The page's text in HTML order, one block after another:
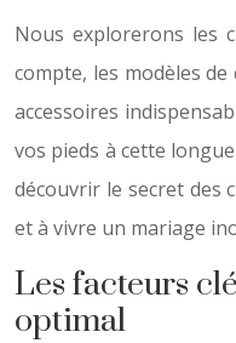
Nous explorerons les
compte, les modèles
accessoires
vos pieds à cette
découvrir le secret des
et à vivre un mariage
Les facteurs
optimal